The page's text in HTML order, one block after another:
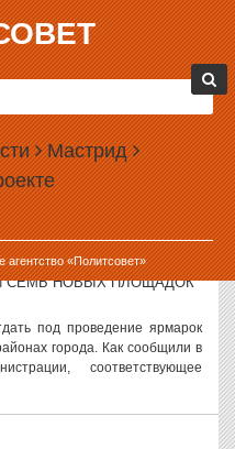
Мастрид
«Политсовет»
ТРЕХДНЕВНЫЕ
России, где в сентябре 2025
провести трехдневное
РФ, классическое
СЕМЬ НОВЫХ ПЛОЩАДОК
под проведение ярмарок
города. Как сообщили в
соответствующее